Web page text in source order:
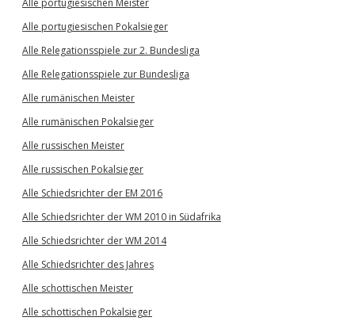
Alle portugiesischen Meister
Alle portugiesischen Pokalsieger
Alle Relegationsspiele zur 2. Bundesliga
Alle Relegationsspiele zur Bundesliga
Alle rumänischen Meister
Alle rumänischen Pokalsieger
Alle russischen Meister
Alle russischen Pokalsieger
Alle Schiedsrichter der EM 2016
Alle Schiedsrichter der WM 2010 in Südafrika
Alle Schiedsrichter der WM 2014
Alle Schiedsrichter des Jahres
Alle schottischen Meister
Alle schottischen Pokalsieger